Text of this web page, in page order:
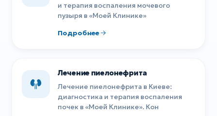
и терапия воспаления мочевого
пузыря в «Моей Клинике»
Подробнее
Лечение пиелонефрита
Лечение пиелонефрита в Киеве:
диагностика и терапия воспаления
почек в «Моей Клинике». Кон